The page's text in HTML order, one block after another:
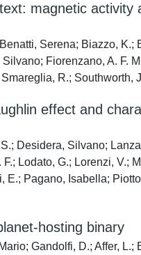
magnetic activity
Serena; Biazzo,
Fiorenzano, A. F.
R.; Southworth,
effect and
Desidera, Silvano;
Lodato, G.; Lorenzi, V.;
Pagano, Isabella;
hosting binary
Gandolfi, D.; Affer, L.;